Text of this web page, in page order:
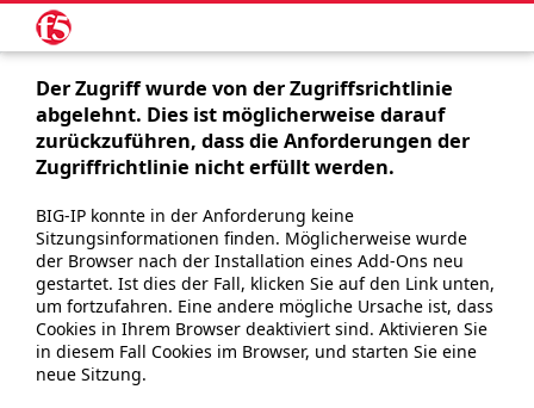
Der Zugriff wurde von der Zugriffsrichtlinie
abgelehnt. Dies ist möglicherweise darauf
zurückzuführen, dass die Anforderungen der
Zugriffrichtlinie nicht erfüllt werden.
BIG-IP konnte in der Anforderung keine
Sitzungsinformationen finden. Möglicherweise wurde
der Browser nach der Installation eines Add-Ons neu
gestartet. Ist dies der Fall, klicken Sie auf den Link unten,
um fortzufahren. Eine andere mögliche Ursache ist, dass
Cookies in Ihrem Browser deaktiviert sind. Aktivieren Sie
in diesem Fall Cookies im Browser, und starten Sie eine
neue Sitzung.